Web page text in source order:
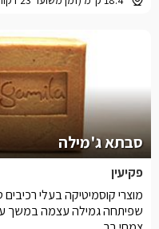
סבתא ג'מילה
פקיעין
מוצרי קוסמיטיקה בעלי
שפיתחה גמילה עצמה במשך